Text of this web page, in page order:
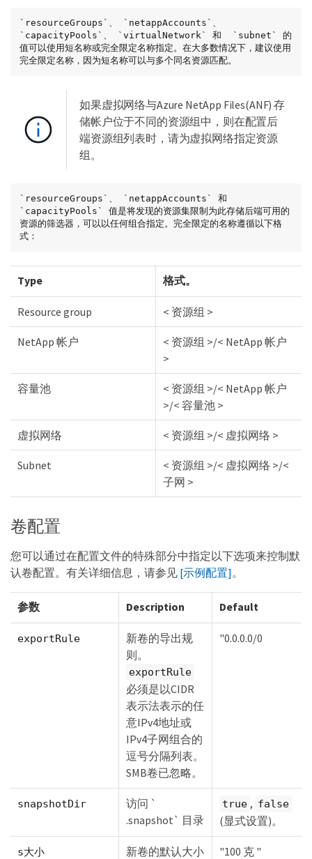
`resourceGroups`、 `netappAccounts`、
`capacityPools`、 `virtualNetwork` 和  `subnet` 的
值可以使用短名称或完全限定名称指定。在大多数情况下，建议使用
完全限定名称，因为短名称可以与多个同名资源匹配。
如果虚拟网络与Azure NetApp Files(ANF) 存
储帐户位于不同的资源组中，则在配置后
端资源组列表时，请为虚拟网络指定资源
组。
`resourceGroups`、 `netappAccounts` 和
`capacityPools` 值是将发现的资源集限制为此存储后端可用的
资源的筛选器，可以以任何组合指定。完全限定的名称遵循以下格
式：
Type 格式。
Resource group < 资源组 >
NetApp 帐户
< 资源组 >/< NetApp 帐户
>
容量池
< 资源组 >/< NetApp 帐户
>/< 容量池 >
虚拟网络 < 资源组 >/< 虚拟网络 >
Subnet
< 资源组 >/< 虚拟网络 >/<
子网 >
卷配置
您可以通过在配置文件的特殊部分中指定以下选项来控制默
认卷配置。有关详细信息，请参见 [示例配置]。
参数 Description Default
exportRule
新卷的导出规
则。
exportRule
必须是以CIDR
表示法表示的任
意IPv4地址或
IPv4子网组合的
逗号分隔列表。
SMB卷已忽略。
"0.0.0.0/0
snapshotDir
访问 `
.snapshot` 目录
true , false
(显式设置)。
s大小 新卷的默认大小 "100 克 "